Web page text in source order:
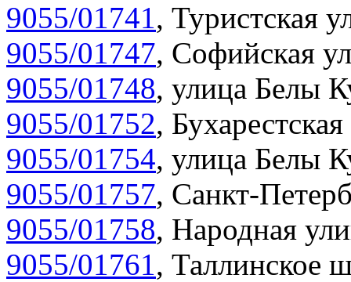
9055/01741, Туристская
9055/01747, Софийская
9055/01748, улица Белы
9055/01752,
9055/01754, улица Белы
9055/01757, Санкт-
9055/01758, Народная
9055/01761, Таллинское